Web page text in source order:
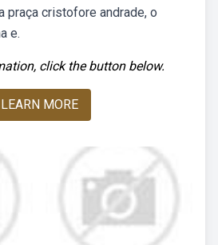
praça cristofore andrade, o
e.
click the button below.
LEARN MORE